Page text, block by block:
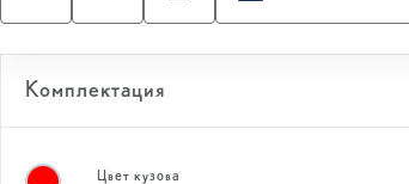
Комплектация
Цвет кузова